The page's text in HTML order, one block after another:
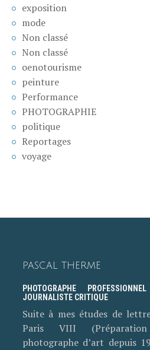
exposition
mode
Non classé
Non classé
oenotourisme
peinture
Performance
PHOTOGRAPHIE
politique
Reportages
voyage
PASCAL THERME
PHOTOGRAPHE
JOURNALISTE CRITIQUE
Suite à mes études de
Paris VIII
photographe d’art depuis